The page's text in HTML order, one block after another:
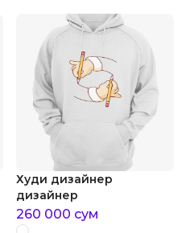
Худи дизайнер
дизайнер
260 000 сум